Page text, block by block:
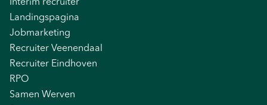
Interim recruiter
Landingspagina
Jobmarketing
Recruiter Veenendaal
Recruiter Eindhoven
RPO
Samen Werven